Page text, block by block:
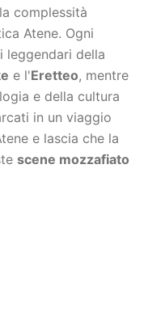
complessità
Atene. Ogni
leggendari della
e l'Eretteo, mentre
e della cultura
in un viaggio
e lascia che la
scene mozzafiato